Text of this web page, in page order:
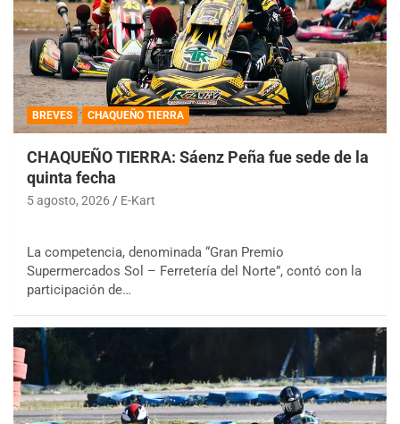
BREVES CHAQUEÑO TIERRA
CHAQUEÑO TIERRA: Sáenz Peña fue sede de la
quinta fecha
5 agosto, 2026 E-Kart
La competencia, denominada “Gran Premio
Supermercados Sol – Ferretería del Norte”, contó con la
participación de…